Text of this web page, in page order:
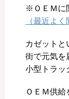
※ＯＥＭに
（最近よ
カゼットと
街で元気を
小型トラッ
ＯＥＭ供